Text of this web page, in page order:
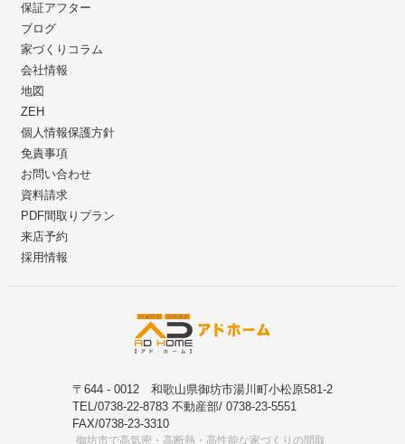
保証アフター
ブログ
家づくりコラム
会社情報
地図
ZEH
個人情報保護方針
免責事項
お問い合わせ
資料請求
PDF間取りプラン
来店予約
採用情報
〒644 - 0012 和歌山県御坊市湯川町小松原581-2
TEL/0738-22-8783 不動産部/ 0738-23-5551
FAX/0738-23-3310
御坊市で高気密・高断熱・高性能な家づくりの間取